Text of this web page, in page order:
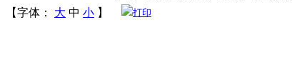
【字体：
大 中 小 】 打印